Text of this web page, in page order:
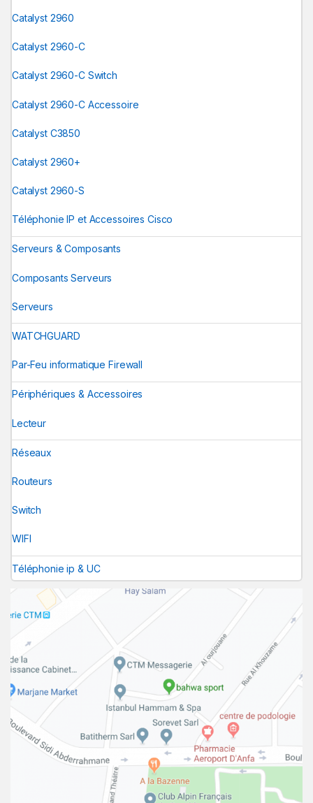
Catalyst 2960
Catalyst 2960-C
Catalyst 2960-C Switch
Catalyst 2960-C Accessoire
Catalyst C3850
Catalyst 2960+
Catalyst 2960-S
Téléphonie IP et Accessoires Cisco
Serveurs & Composants
Composants Serveurs
Serveurs
WATCHGUARD
Par-Feu informatique Firewall
Périphériques & Accessoires
Lecteur
Réseaux
Routeurs
Switch
WIFI
Téléphonie ip & UC